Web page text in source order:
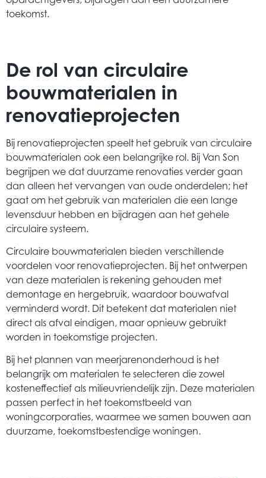
toekomst.
De rol van circulaire
bouwmaterialen in
renovatieprojecten
Bij renovatieprojecten speelt het gebruik van circulaire
bouwmaterialen ook een belangrijke rol. Bij Van Son
begrijpen we dat duurzame renovaties verder gaan
dan alleen het vervangen van oude onderdelen; het
gaat om het gebruik van materialen die een lange
levensduur hebben en bijdragen aan het gehele
circulaire systeem.
Circulaire bouwmaterialen bieden verschillende
voordelen voor renovatieprojecten. Bij het ontwerpen
van deze materialen is rekening gehouden met
demontage en hergebruik, waardoor bouwafval
verminderd wordt. Dit betekent dat materialen niet
direct als afval eindigen, maar opnieuw gebruikt
worden in toekomstige projecten.
Bij het plannen van meerjarenonderhoud is het
belangrijk om materialen te selecteren die zowel
kosteneffectief als milieuvriendelijk zijn. Deze materialen
passen perfect in het toekomstbeeld van
woningcorporaties, waarmee we samen bouwen aan
duurzame, toekomstbestendige woningen.